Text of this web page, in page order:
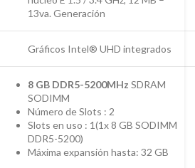
13va. Generación
Gráficos Intel® UHD integrados
8 GB DDR5-5200MHz SDRAM
SODIMM
Número de Slots : 2
Slots en uso : 1(1x 8 GB SODIMM
DDR5-5200)
Máxima expansión hasta: 32 GB